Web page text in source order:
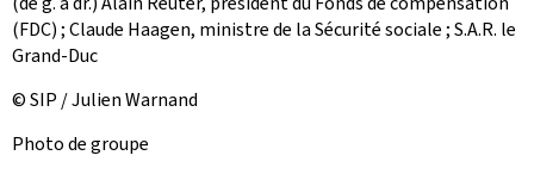
(FDC) ; Claude Haagen, ministre de la Sécurité sociale ; S.A.R. le
Grand-Duc
© SIP / Julien Warnand
Photo de groupe